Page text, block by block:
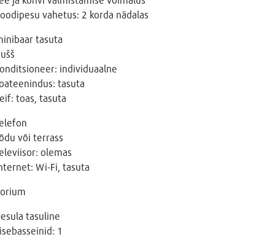
vahetus: 2 korda nädalas
tasuta
individuaalne
tasuta
toas, tasuta
või terrass
olemas
Wi-Fi, tasuta
tasuline
1